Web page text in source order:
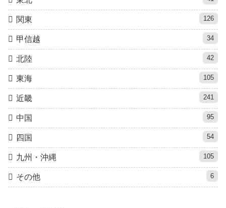
関東 126
甲信越 34
北陸 42
東海 105
近畿 241
中国 95
四国 54
九州・沖縄 105
その他 6